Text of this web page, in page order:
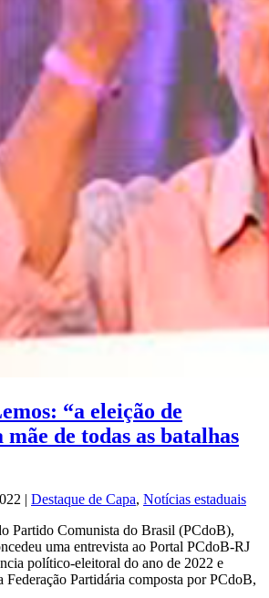
“a eleição de
de todas as batalhas
| Destaque de Capa, Notícias estaduais
Partido Comunista do Brasil (PCdoB),
uma entrevista ao Portal PCdoB-RJ
político-eleitoral do ano de 2022 e
Federação Partidária composta por PCdoB,